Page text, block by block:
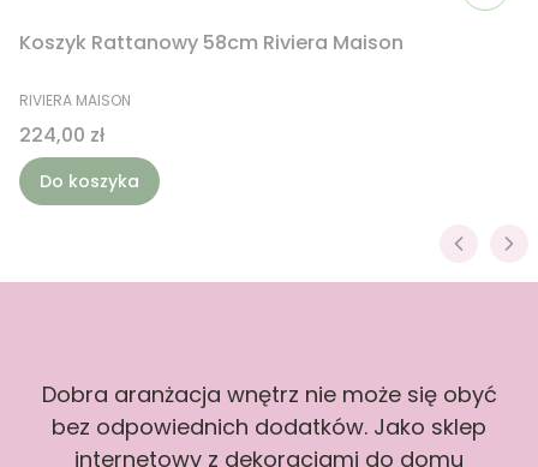
Koszyk Rattanowy 58cm Riviera Maison
PRODUCENT
RIVIERA MAISON
Cena
224,00 zł
Do koszyka
Dobra aranżacja wnętrz nie może się obyć
bez odpowiednich dodatków. Jako sklep
internetowy z dekoracjami do domu